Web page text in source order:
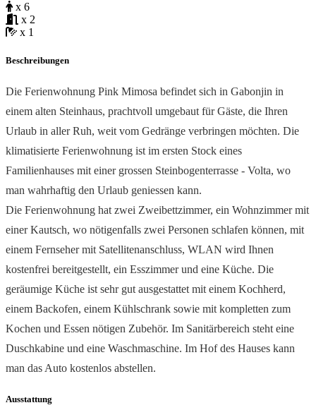
x 6
x 2
x 1
Beschreibungen
Die Ferienwohnung Pink Mimosa befindet sich in Gabonjin in
einem alten Steinhaus, prachtvoll umgebaut für Gäste, die Ihren
Urlaub in aller Ruh, weit vom Gedränge verbringen möchten. Die
klimatisierte Ferienwohnung ist im ersten Stock eines
Familienhauses mit einer grossen Steinbogenterrasse - Volta, wo
man wahrhaftig den Urlaub geniessen kann.
Die Ferienwohnung hat zwei Zweibettzimmer, ein Wohnzimmer mit
einer Kautsch, wo nötigenfalls zwei Personen schlafen können, mit
einem Fernseher mit Satellitenanschluss, WLAN wird Ihnen
kostenfrei bereitgestellt, ein Esszimmer und eine Küche. Die
geräumige Küche ist sehr gut ausgestattet mit einem Kochherd,
einem Backofen, einem Kühlschrank sowie mit kompletten zum
Kochen und Essen nötigen Zubehör. Im Sanitärbereich steht eine
Duschkabine und eine Waschmaschine. Im Hof des Hauses kann
man das Auto kostenlos abstellen.
Ausstattung